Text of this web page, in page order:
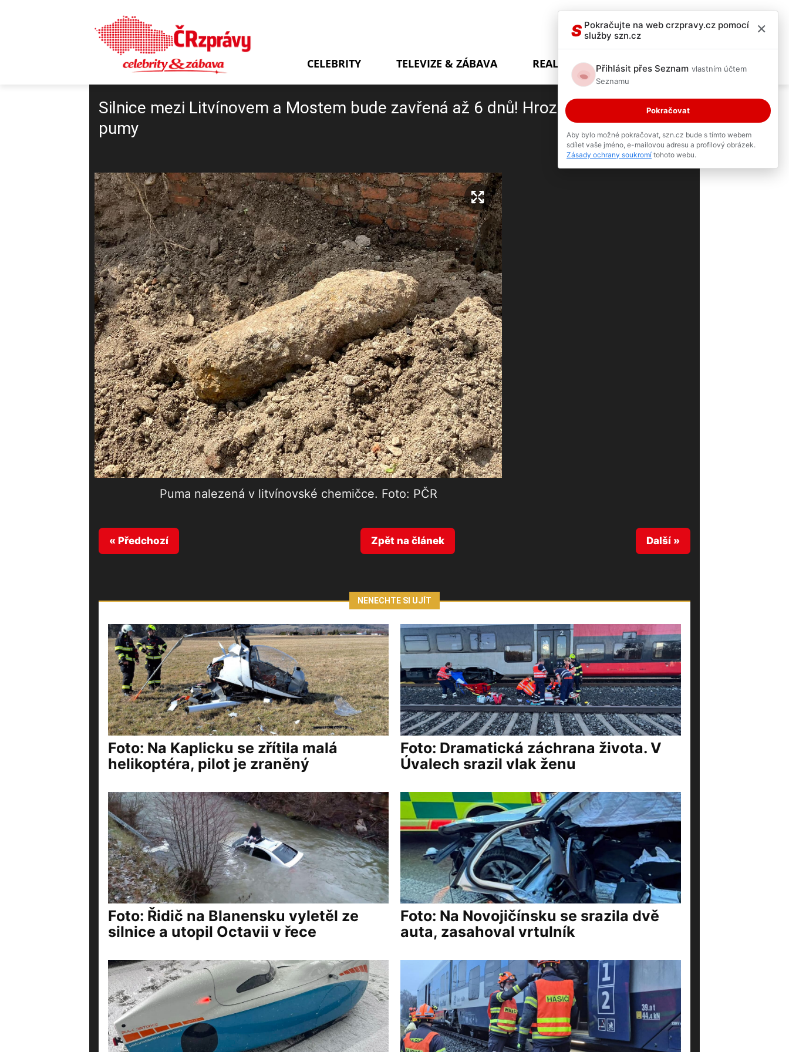
CELEBRITY TELEVIZE & ZÁBAVA REALITY SHOW
Silnice mezi Litvínovem a Mostem bude zavřená až 6 dnů! Hrozí výbuch obrovské
pumy
2 / 5
Puma nalezená v litvínovské chemičce. Foto: PČR
« Předchozí Zpět na článek Další »
NENECHTE SI UJÍT
Foto: Na Kaplicku se zřítila malá
helikoptéra, pilot je zraněný
Foto: Dramatická záchrana života. V
Úvalech srazil vlak ženu
Foto: Řidič na Blanensku vyletěl ze
silnice a utopil Octavii v řece
Foto: Na Novojičínsku se srazila dvě
auta, zasahoval vrtulník
S Pokračujte na web crzpravy.cz pomocí
služby szn.cz
×
Přihlásit přes Seznam vlastním účtem
Seznamu
Pokračovat
Aby bylo možné pokračovat, szn.cz bude s tímto webem
sdílet vaše jméno, e-mailovou adresu a profilový obrázek.
Zásady ochrany soukromí tohoto webu.